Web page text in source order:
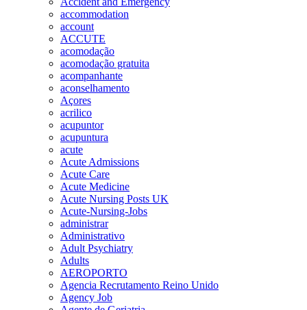
accommodation
account
ACCUTE
acomodação
acomodação gratuita
acompanhante
aconselhamento
Açores
acrilico
acupuntor
acupuntura
acute
Acute Admissions
Acute Care
Acute Medicine
Acute Nursing Posts UK
Acute-Nursing-Jobs
administrar
Administrativo
Adult Psychiatry
Adults
AEROPORTO
Agencia Recrutamento Reino Unido
Agency Job